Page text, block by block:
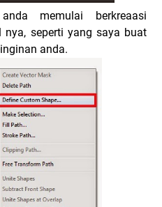
memulai berkreaasi
nya, seperti yang saya buat
anda.